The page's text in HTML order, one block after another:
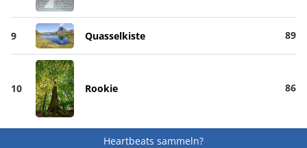
9 Quasselkiste 89
10 Rookie 86
Heartbeats sammeln?